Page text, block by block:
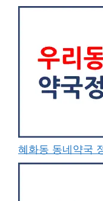
혜화동 동네약국